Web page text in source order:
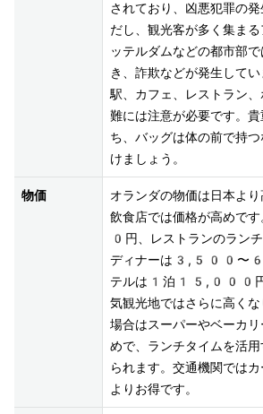
されており、凶悪犯罪の
だし、観光客が多く集ま
ッテルダムなどの都市部で
き、詐欺などが発生して
駅、カフェ、レストラン
難には注意が必要です。
ち、バッグは体の前で持
けましょう。
物価
オランダの物価は日本よ
飲食店では価格が高め
0円、レストランのラ
ディナーは3,500〜
テルは1泊15,000円〜
気観光地ではさらに高く
場合はスーパーやベーカ
めで、ランチタイムを活
られます。交通機関では
よりお得です。